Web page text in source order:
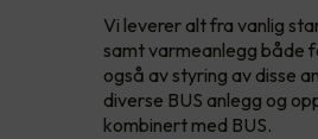
Vi leverer alt fra vanlig
samt varmeanlegg både
også av styring av disse
diverse BUS anlegg og
kombinert med BUS.